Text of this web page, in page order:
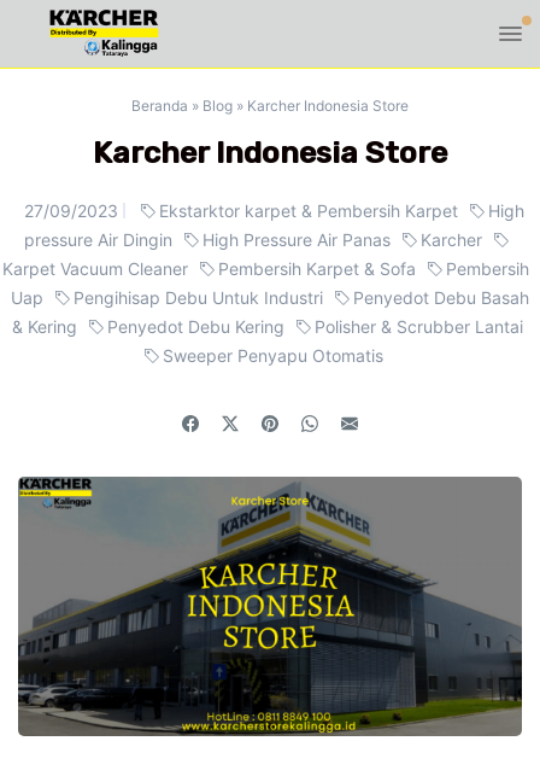
Beranda » Blog » Karcher Indonesia Store
Karcher Indonesia Store
27/09/2023 Ekstarktor karpet & Pembersih Karpet
High
pressure Air Dingin
High Pressure Air Panas
Karcher
Karpet Vacuum Cleaner
Pembersih Karpet & Sofa
Pembersih
Uap
Pengihisap Debu Untuk Industri
Penyedot Debu Basah
& Kering
Penyedot Debu Kering
Polisher & Scrubber Lantai
Sweeper Penyapu Otomatis